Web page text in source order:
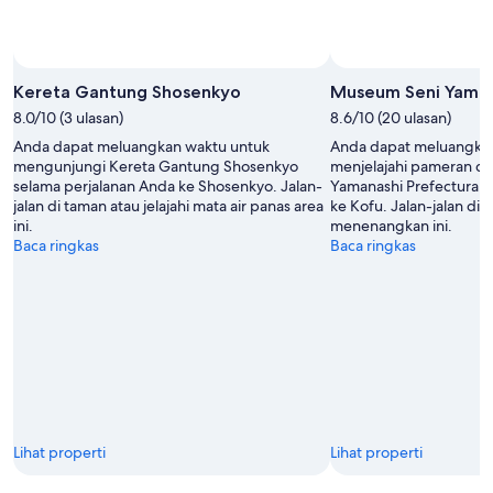
Kereta Gantung Shosenkyo
8.0/10 (3 ulasan)
Anda dapat meluangkan waktu untuk
mengunjungi Kereta Gantung Shosenkyo
selama perjalanan Anda ke Shosenkyo. Jalan-
jalan di taman atau jelajahi mata air panas area
ini.
Baca ringkas
Lihat properti
Museum Seni
8.6/10 (20 ulasan)
Anda dapat
menjelajahi pameran
Yamanashi Prefectural
ke Kofu. Jalan-jalan di
menenangkan ini.
Baca ringkas
Lihat properti